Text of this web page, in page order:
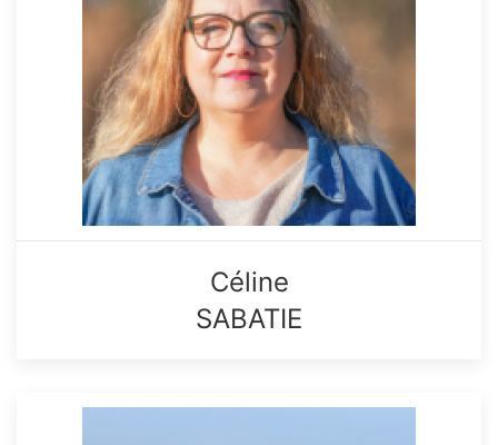
Céline
SABATIE